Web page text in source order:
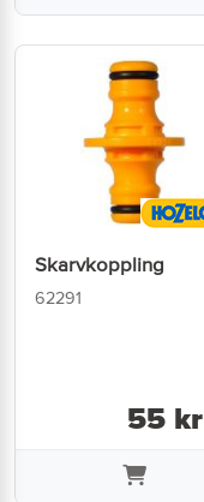
Skarvkoppling
62291
55 kr